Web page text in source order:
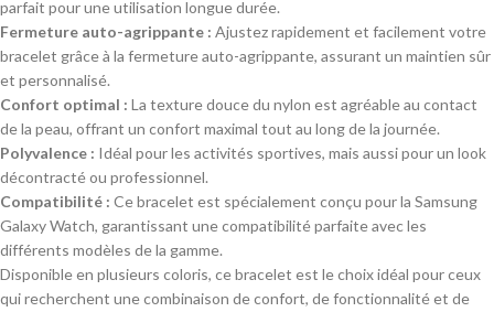
parfait pour une utilisation longue durée.
Fermeture auto-agrippante : Ajustez rapidement et facilement votre
bracelet grâce à la fermeture auto-agrippante, assurant un maintien sûr
et personnalisé.
Confort optimal : La texture douce du nylon est agréable au contact
de la peau, offrant un confort maximal tout au long de la journée.
Polyvalence : Idéal pour les activités sportives, mais aussi pour un look
décontracté ou professionnel.
Compatibilité : Ce bracelet est spécialement conçu pour la Samsung
Galaxy Watch, garantissant une compatibilité parfaite avec les
différents modèles de la gamme.
Disponible en plusieurs coloris, ce bracelet est le choix idéal pour ceux
qui recherchent une combinaison de confort, de fonctionnalité et de